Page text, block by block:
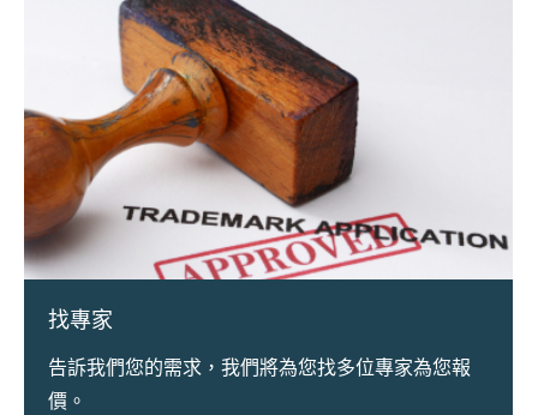
找專家
告訴我們您的需求，我們將為您找多位專家為您報
價。